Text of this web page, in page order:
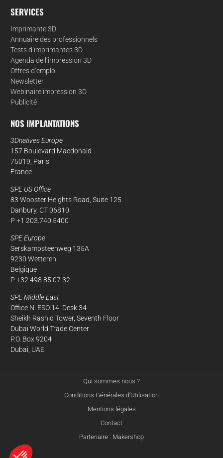
SERVICES
Imprimante 3D
Annuaire des professionnels
Tests d’imprimantes 3D
Agenda de l’impression 3D
Offres d’emploi
Newsletter
Webinaire impression 3D
Publicité
NOS IMPLANTATIONS
3Dnatives Europe
157 Boulevard Macdonald
75019, Paris
France
SPE US Office
83 Wooster Heights Road, Suite 125
Danbury, CT 06810
P +1 203.740.5400
SPE Europe
Serskampsteenweg 135A
9230 Wetteren
Belgique
P +32 498 85 07 32
SPE Middle East
Office N. ESO:14, Desk 34
Sheikh Rashid Tower, Seventh Floor
Dubai World Trade Center
P.O. Box 9204
Dubai, UAE
Qui sommes nous ?
Conditions Générales d’Utilisation
Mentions légales
Contact
Partenaire : Makershop